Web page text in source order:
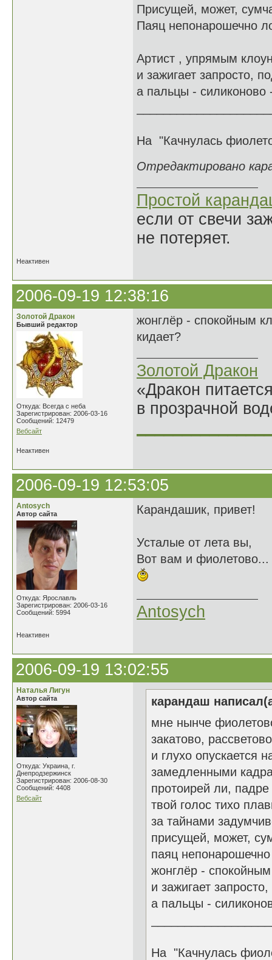
Присущей, может,
Паяц непонарошечно
Артист , упрямым
и зажигает запросто,
а пальцы - силиконово
На "Качнулась
Отредактировано
Простой
если от свечи
не потеряет.
Неактивен
2006-09-19 12:38:16
Золотой Дракон
Бывший редактор
Откуда: Всегда с неба
Зарегистрирован: 2006-03-16
Сообщений: 12479
Вебсайт
жонглёр - спокойным
кидает?
Золотой Дракон
«Дракон
в прозрачной
Неактивен
2006-09-19 12:53:05
Antosych
Автор сайта
Откуда: Ярославль
Зарегистрирован: 2006-03-16
Сообщений: 5994
Карандашик, привет!
Усталые от лета вы,
Вот вам и фиолетово...
Antosych
Неактивен
2006-09-19 13:02:55
Наталья Лигун
Автор сайта
Откуда: Украина, г.
Днепродзержинск
Зарегистрирован: 2006-08-30
Сообщений: 4408
Вебсайт
карандаш
мне нынче
закатово,
и глухо опускается
замедленными
протоирей ли,
твой голос тихо
за тайнами
присущей, может,
паяц
жонглёр -
и зажигает
а пальцы -
На "Качнулась